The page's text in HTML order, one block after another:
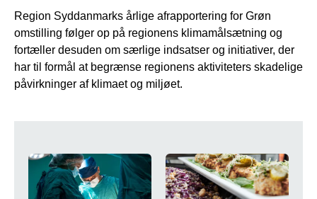
Region Syddanmarks årlige afrapportering for Grøn
omstilling følger op på regionens klimamålsætning og
fortæller desuden om særlige indsatser og initiativer, der
har til formål at begrænse regionens aktiviteters skadelige
påvirkninger af klimaet og miljøet.
Grøn omstilling